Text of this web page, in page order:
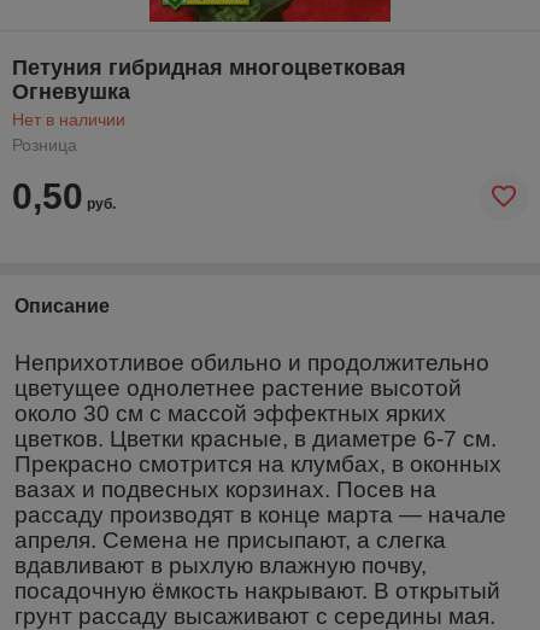
Петуния гибридная многоцветковая
Огневушка
Нет в наличии
Розница
0,50 руб.
Описание
Неприхотливое обильно и продолжительно
цветущее однолетнее растение высотой
около 30 см с массой эффектных ярких
цветков. Цветки красные, в диаметре 6-7 см.
Прекрасно смотрится на клумбах, в оконных
вазах и подвесных корзинах. Посев на
рассаду производят в конце марта ― начале
апреля. Семена не присыпают, а слегка
вдавливают в рыхлую влажную почву,
посадочную ёмкость накрывают. В открытый
грунт рассаду высаживают с середины мая.